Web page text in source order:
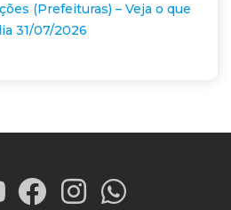
(Prefeituras) – Veja o que
31/07/2026